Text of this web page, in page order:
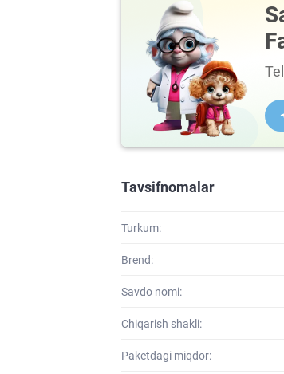
Tavsifnomalar
Turkum:
Brend:
Savdo nomi:
Chiqarish shakli:
Paketdagi miqdor: